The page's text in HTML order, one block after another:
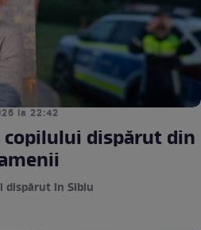
la 22:42
copilului dispărut din
dispărut în Sibiu